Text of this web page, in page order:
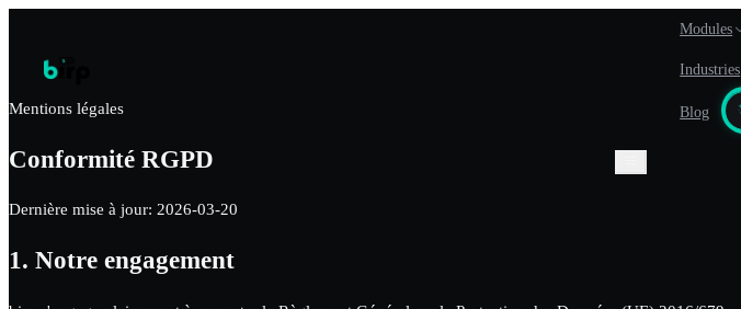
Modules
Industries
Blog
Mentions légales
Conformité RGPD
Dernière mise à jour: 2026-03-20
1. Notre engagement